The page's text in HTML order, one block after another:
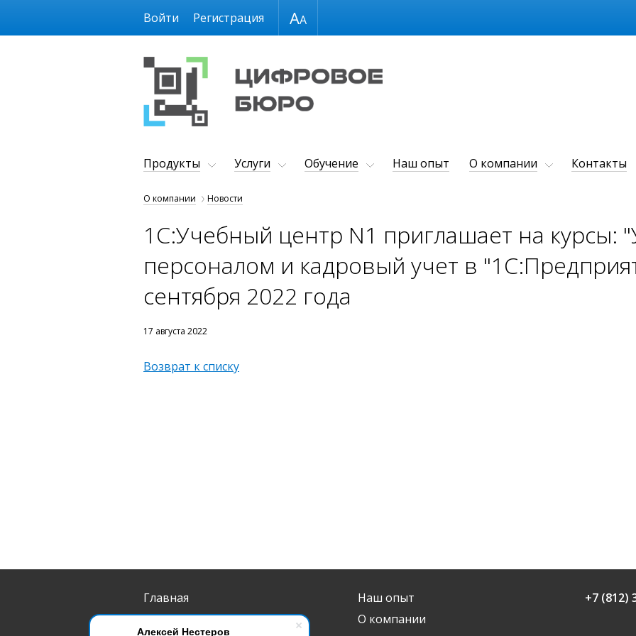
Алексей Нестеров
Размер шрифта
Войти Регистрация
Продукты Услуги Обучение Наш опыт О компании Контакты
О компании Новости
1С:Учебный центр N1 приглашает на курсы:
персоналом и кадровый учет в
сентября 2022 года
17 августа 2022
Возврат к списку
Главная
Продукты
Наш опыт
О компании
+7 (812)